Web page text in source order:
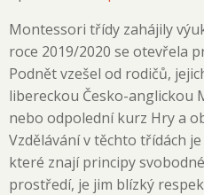
Montessori třídy zahájily
roce 2019/2020 se otevřela
Podnět vzešel od rodičů,
libereckou Česko-anglickou
nebo odpolední kurz Hry a
Vzdělávání v těchto třídách
které znají principy
prostředí, je jim blízký